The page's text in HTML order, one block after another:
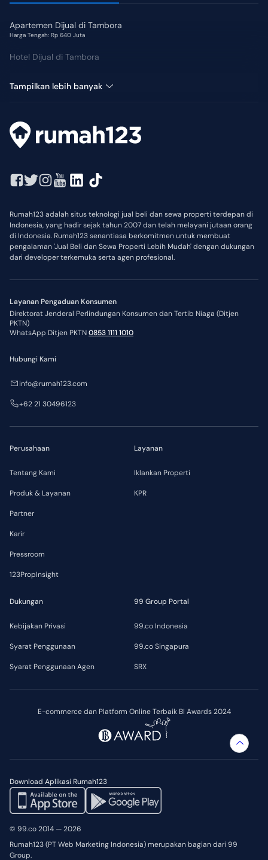
Apartemen Dijual di Tambora
Harga Tengah: Rp 640 Juta
Hotel Dijual di Tambora
Tampilkan lebih banyak
Rumah123 adalah situs teknologi jual beli dan sewa properti terdepan di
Indonesia, yang hadir sejak tahun 2007 dan telah melayani jutaan orang
di Indonesia. Rumah123 senantiasa berkomitmen untuk membuat
pengalaman 'Jual Beli dan Sewa Properti Lebih Mudah' dengan dukungan
dari developer terkemuka serta agen profesional.
Layanan Pengaduan Konsumen
Direktorat Jenderal Perlindungan Konsumen dan Tertib Niaga (Ditjen
PKTN)
WhatsApp Ditjen PKTN0853 1111 1010
E-commerce dan Platform Online Terbaik BI Awards 2024
Download Aplikasi Rumah123
Perusahaan
Tentang Kami
Produk & Layanan
Partner
Karir
Pressroom
123PropInsight
Layanan
Iklankan Properti
KPR
Dukungan
Kebijakan Privasi
Syarat Penggunaan
Syarat Penggunaan Agen
99 Group Portal
99.co Indonesia
99.co Singapura
SRX
Hubungi Kami
info@rumah123.com
+62 21 30496123
© 99.co 2014 — 2026
Rumah123 (PT Web Marketing Indonesia) merupakan bagian dari 99
Group.